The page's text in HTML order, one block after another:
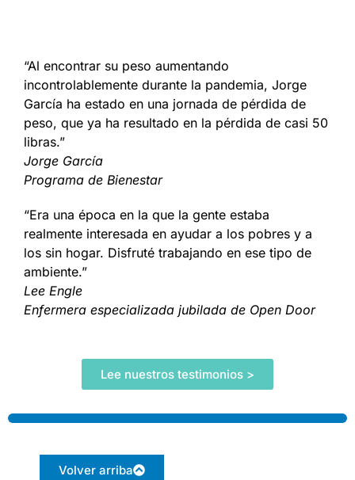
“Al encontrar su peso aumentando
incontrolablemente durante la pandemia, Jorge
García ha estado en una jornada de pérdida de
peso, que ya ha resultado en la pérdida de casi 50
libras.”
Jorge García
Programa de Bienestar
“Era una época en la que la gente estaba
realmente interesada en ayudar a los pobres y a
los sin hogar. Disfruté trabajando en ese tipo de
ambiente.”
Lee Engle
Enfermera especializada jubilada de Open Door
Lee nuestros testimonios >
Volver arriba